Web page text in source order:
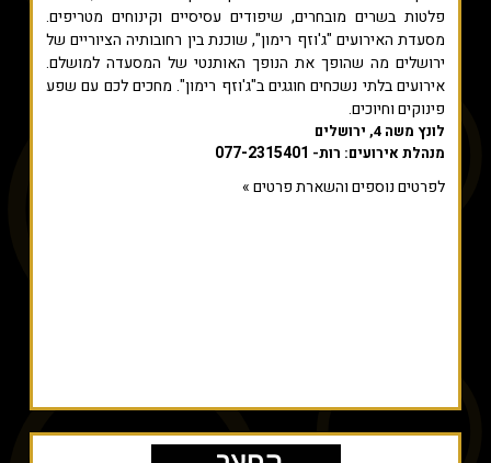
פלטות בשרים מובחרים, שיפודים עסיסיים וקינוחים מטריפים.
מסעדת האירועים "ג'וזף רימון", שוכנת בין רחובותיה הציוריים של
ירושלים מה שהופך את הנופך האותנטי של המסעדה למושלם.
אירועים בלתי נשכחים חוגגים ב"ג'וזף רימון". מחכים לכם עם שפע
פינוקים וחיוכים.
לונץ משה 4, ירושלים
מנהלת אירועים: רות- 077-2315401
לפרטים נוספים והשארת פרטים »